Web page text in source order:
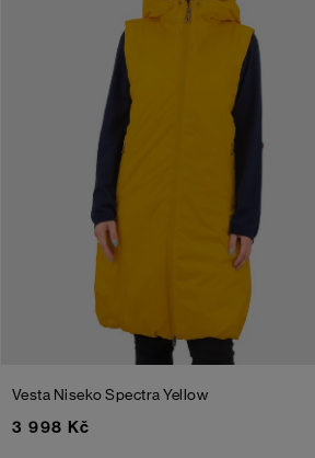
Vesta NisekoSpectra Yellow
3 998 Kč